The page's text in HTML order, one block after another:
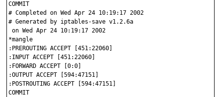
COMMIT
# Completed on Wed Apr 24 10:19:17 2002
# Generated by iptables-save v1.2.6a
on Wed Apr 24 10:19:17 2002
*mangle
:PREROUTING ACCEPT [451:22060]
:INPUT ACCEPT [451:22060]
:FORWARD ACCEPT [0:0]
:OUTPUT ACCEPT [594:47151]
:POSTROUTING ACCEPT [594:47151]
COMMIT